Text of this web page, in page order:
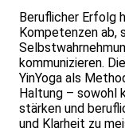
Beruflicher Erfolg
Kompetenzen ab,
kommunizieren.
YinYoga als
Haltung – sowohl
stärken und
und Klarheit zu